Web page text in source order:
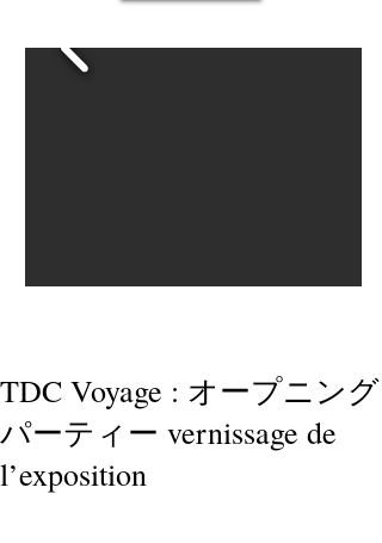
TDC Voyage : オープニング
パーティー vernissage de
l’exposition